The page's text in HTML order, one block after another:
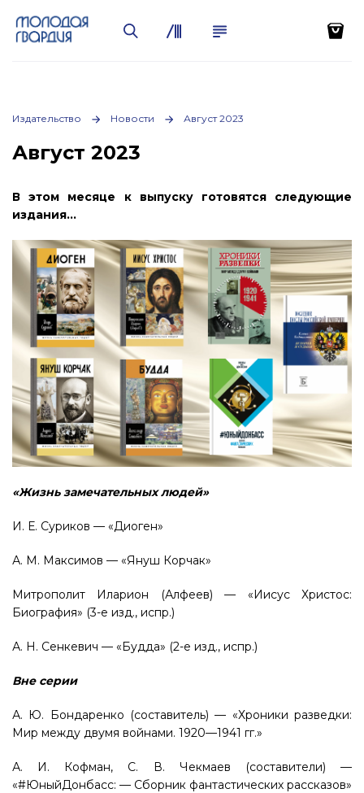
Издательство Новости Август 2023
Август 2023
В этом месяце к выпуску готовятся следующие
издания…
«Жизнь замечательных людей»
И. Е. Суриков — «Диоген»
А. М. Максимов — «Януш Корчак»
Митрополит Иларион (Алфеев) — «Иисус Христос:
Биография» (3-е изд., испр.)
А. Н. Сенкевич — «Будда» (2-е изд., испр.)
Вне серии
А. Ю. Бондаренко (составитель) — «Хроники разведки:
Мир между двумя войнами. 1920—1941 гг.»
А. И. Кофман, С. В. Чекмаев (составители) —
«#ЮныйДонбасс: — Сборник фантастических рассказов»